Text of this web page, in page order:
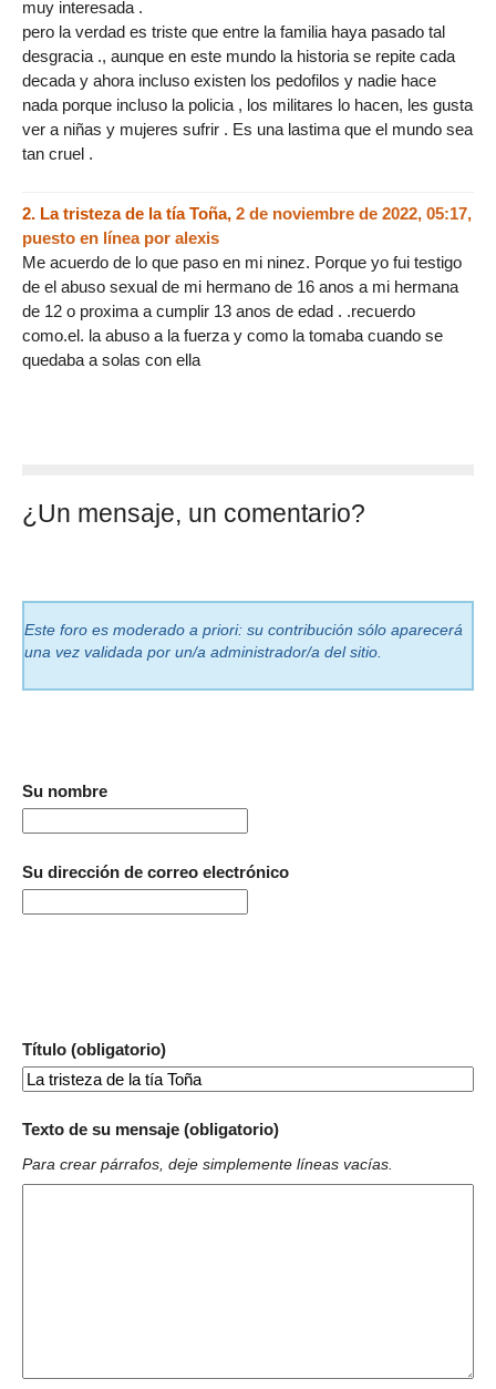
muy interesada .
pero la verdad es triste que entre la familia haya pasado tal
desgracia ., aunque en este mundo la historia se repite cada
decada y ahora incluso existen los pedofilos y nadie hace
nada porque incluso la policia , los militares lo hacen, les gusta
ver a niñas y mujeres sufrir . Es una lastima que el mundo sea
tan cruel .
2. La tristeza de la tía Toña, 2 de noviembre de 2022, 05:17,
puesto en línea por alexis
Me acuerdo de lo que paso en mi ninez. Porque yo fui testigo
de el abuso sexual de mi hermano de 16 anos a mi hermana
de 12 o proxima a cumplir 13 anos de edad . .recuerdo
como.el. la abuso a la fuerza y como la tomaba cuando se
quedaba a solas con ella
¿Un mensaje, un comentario?
Este foro es moderado a priori: su contribución sólo aparecerá
una vez validada por un/a administrador/a del sitio.
Su nombre
Su dirección de correo electrónico
Título (obligatorio)
Texto de su mensaje (obligatorio)
Para crear párrafos, deje simplemente líneas vacías.